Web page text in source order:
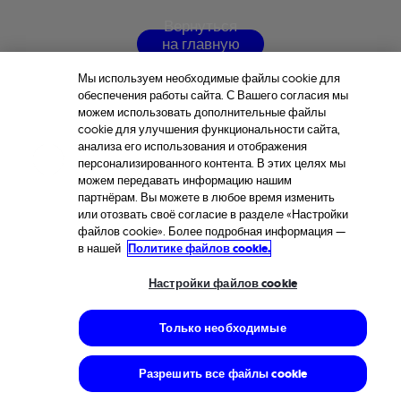
Вернуться
на главную
Мы используем необходимые файлы cookie для
обеспечения работы сайта. С Вашего согласия мы
можем использовать дополнительные файлы
cookie для улучшения функциональности сайта,
анализа его использования и отображения
персонализированного контента. В этих целях мы
можем передавать информацию нашим
партнёрам. Вы можете в любое время изменить
или отозвать своё согласие в разделе «Настройки
файлов cookie». Более подробная информация —
в нашей Политике файлов cookie.
Настройки файлов cookie
Только необходимые
Разрешить все файлы cookie